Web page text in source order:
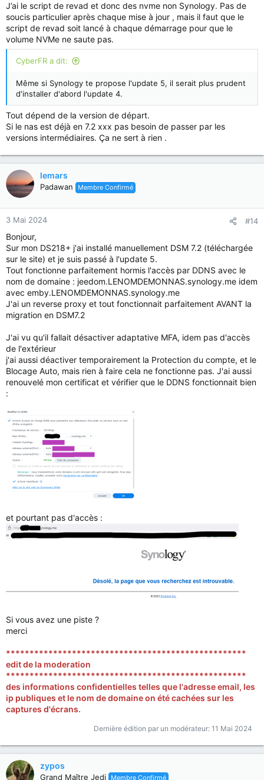
Merci
J’ai le script de revad et donc des nvme non Synology. Pas de
soucis particulier après chaque mise à jour , mais il faut que le
script de revad soit lancé à chaque démarrage pour que le
volume NVMe ne saute pas.
CyberFR a dit:
Même si Synology te propose l'update 5, il serait plus prudent
d'installer d'abord l'update 4.
Tout dépend de la version de départ.
Si le nas est déjà en 7.2 xxx pas besoin de passer par les
versions intermédiaires. Ça ne sert à rien .
lemars
Padawan Membre Confirmé
3 Mai 2024 #14
Bonjour,
Sur mon DS218+ j'ai installé manuellement DSM 7.2 (téléchargée
sur le site) et je suis passé à l'update 5.
Tout fonctionne parfaitement hormis l'accès par DDNS avec le
nom de domaine : jeedom.LENOMDEMONNAS.synology.me idem
avec emby.LENOMDEMONNAS.synology.me
J'ai un reverse proxy et tout fonctionnait parfaitement AVANT la
migration en DSM7.2
J'ai vu qu'il fallait désactiver adaptative MFA, idem pas d'accès
de l'extérieur
j'ai aussi déactiver temporairement la Protection du compte, et le
Blocage Auto, mais rien à faire cela ne fonctionne pas. J'ai aussi
renouvelé mon certificat et vérifier que le DDNS fonctionnait bien
:
et pourtant pas d'accès :
Si vous avez une piste ?
merci
***************************************************
edit de la moderation
***************************************************
des informations confidentielles telles que l'adresse email, les
ip publiques et le nom de domaine on été cachées sur les
captures d'écrans.
Dernière édition par un modérateur: 11 Mai 2024
zypos
Grand Maître Jedi Membre Confirmé